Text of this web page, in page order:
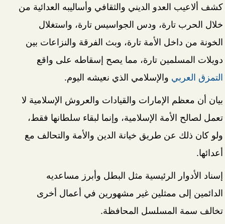
كشف ألاعيب العدو الديني والثقافي وأساليبه العدائية من
خلال الحرب تارة، ودس الجواسيس تارة، واستغلال
الخونة من داخل الأمة تارة، وبث الفرقة والنزاعات بين
دويلات المسلمين تارة، مما يصح إسقاطه على واقع
التمزق العربي والإسلامي الذي نعيشه اليوم.
بيان أن معظم الإمارات والقيادات والعروش الإسلامية لا
تعمل لصالح الأمة الإسلامية، وإنما لبقاء سلطانها فقط،
ولو كان ذلك عن طريق خيانة الدين والأمة والتحالف مع
أعدائها.
إسناد الأدوار الرئيسية مثل البطل وأبرز مساعديه
الدائمين إلى ممثلين غير مشهورين في أعمال أخرى
تخالف سمة المسلسل المحافظة.